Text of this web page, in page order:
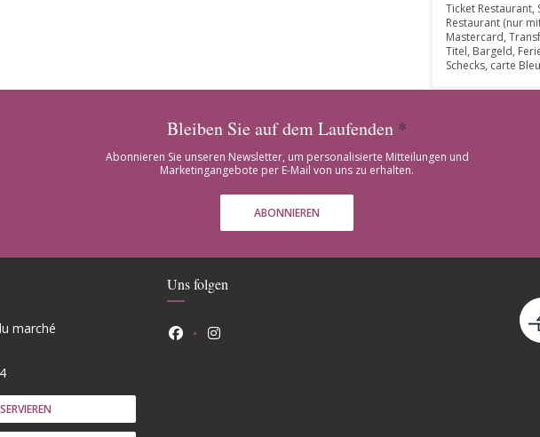
Ticket Restaurant,
Restaurant (nur
Mastercard,
Titel, Bargeld,
Schecks, carte
Bleiben Sie auf dem Laufenden *
Abonnieren Sie unseren Newsletter, um personalisierte Mitteilungen und
Marketingangebote per E-Mail von uns zu erhalten.
ABONNIEREN
marché
ein neues Fenster))
Uns folgen
Facebook ((öffnet ein neues Fenster))
Instagram ((öffnet ein neues Fenster))